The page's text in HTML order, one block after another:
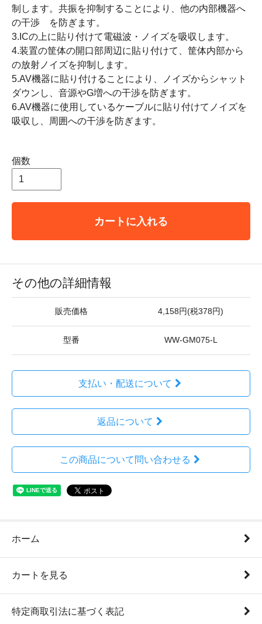
制します。共振を抑制することにより、他の内部機器へ
の干渉 を防ぎます。
3.ICの上に貼り付けて電磁波・ノイズを吸収します。
4.装置の筐体の開口部周辺に貼り付けて、筐体内部から
の放射ノイズを抑制します。
5.AV機器に貼り付けることにより、ノイズからシャット
ダウンし、音源やG増への干渉を防ぎます。
6.AV機器に使用しているケーブルに貼り付けてノイズを
吸収し、周囲への干渉を防ぎます。
個数
カートに入れる
その他の詳細情報
販売価格 4,158円(税378円)
型番 WW-GM075-L
支払い・配送について
返品について
この商品について問い合わせる
ホーム
カートを見る
特定商取引法に基づく表記